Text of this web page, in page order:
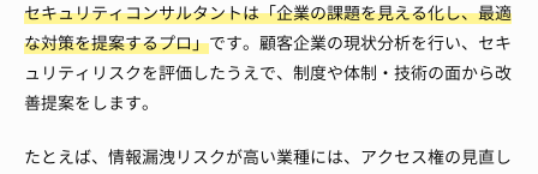
セキュリティコンサルタントは「企業の課題を見える化し、最適
な対策を提案するプロ」です。顧客企業の現状分析を行い、セキ
ュリティリスクを評価したうえで、制度や体制・技術の面から改
善提案をします。
たとえば、情報漏洩リスクが高い業種には、アクセス権の見直し